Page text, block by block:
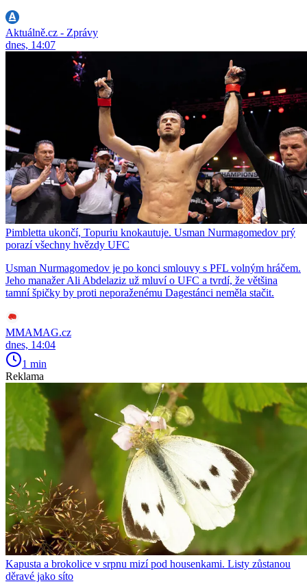
Aktuálně.cz - Zprávy
dnes, 14:07
Pimbletta ukončí, Topuriu knokautuje. Usman Nurmagomedov prý
porazí všechny hvězdy UFC
Usman Nurmagomedov je po konci smlouvy s PFL volným hráčem.
Jeho manažer Ali Abdelaziz už mluví o UFC a tvrdí, že většina
tamní špičky by proti neporaženému Dagestánci neměla stačit.
MMAMAG.cz
dnes, 14:04
1 min
Reklama
Kapusta a brokolice v srpnu mizí pod housenkami. Listy zůstanou
děravé jako síto